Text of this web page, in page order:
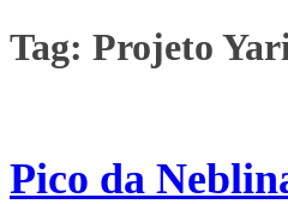
Tag: Projeto
Pico da